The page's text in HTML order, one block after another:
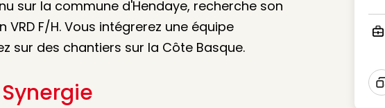
sur la commune d'Hendaye, recherche son
F/H. Vous intégrerez une équipe
sur des chantiers sur la Côte Basque.